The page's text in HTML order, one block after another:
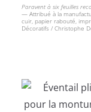
Paravent à six feuilles
— Attribué à la
cuir, papier rabouté,
Décoratifs / Christophe